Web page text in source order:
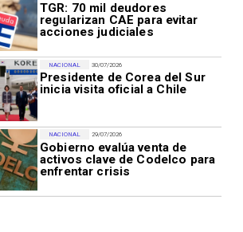
TGR: 70 mil deudores
regularizan CAE para evitar
acciones judiciales
30/07/2026
Presidente de Corea del Sur
inicia visita oficial a Chile
NACIONAL
29/07/2026
Gobierno evalúa venta de
activos clave de Codelco para
enfrentar crisis
NACIONAL